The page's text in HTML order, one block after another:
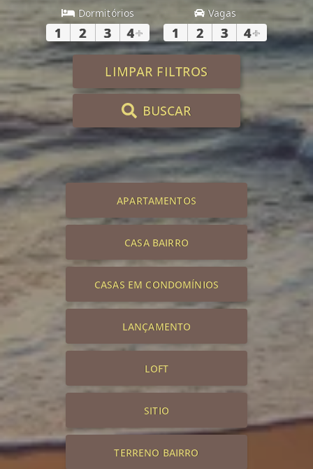
Dormitórios
1 2 3 4+
Vagas
1 2 3 4+
LIMPAR FILTROS
BUSCAR
APARTAMENTOS
CASA BAIRRO
CASAS EM CONDOMÍNIOS
LANÇAMENTO
LOFT
SITIO
TERRENO BAIRRO